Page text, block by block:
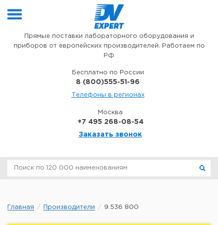
Прямые поставки лабораторного оборудования и
приборов от европейских производителей. Работаем по
РФ
Бесплатно по России
8 (800)555-51-96
Телефоны в регионах
Москва
+7 495 268-08-54
Заказать звонок
Главная Производители 9.536 800